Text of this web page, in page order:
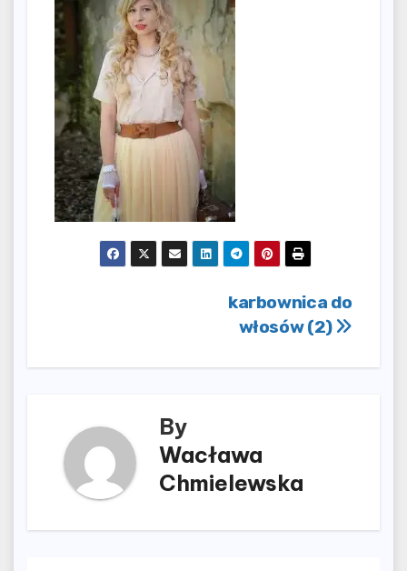
karbownica do
włosów (2)
By
Wacława
Chmielewska